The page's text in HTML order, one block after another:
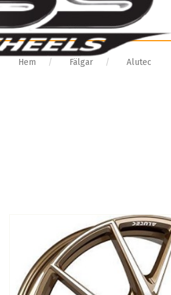
Hem Fälgar Alutec